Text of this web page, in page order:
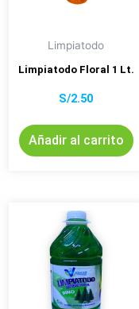
Limpiatodo
Limpiatodo Floral 1 Lt.
S/2.50
Añadir al carrito